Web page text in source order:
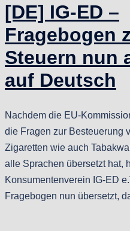
[DE] IG-ED –
Fragebogen
Steuern nun
auf Deutsch
Nachdem die EU-
die Fragen zur Besteuerung
Zigaretten wie auch
alle Sprachen übersetzt hat,
Konsumentenverein IG-ED
Fragebogen nun übersetzt,